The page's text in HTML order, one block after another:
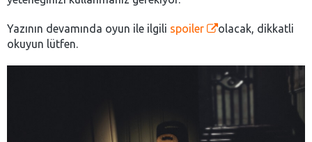
Yazının devamında oyun ile ilgili spoiler
olacak, dikkatli
okuyun lütfen.